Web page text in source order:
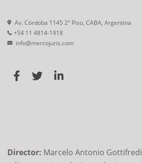
Av. Córdoba 1145 2° Piso, CABA, Argentina
+54 11 4814-1918
info@mercojuris.com
Director: Marcelo Antonio Gottifredi